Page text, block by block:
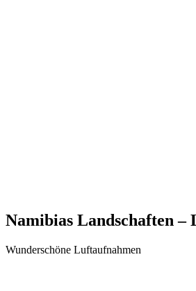
Namibias Landschaften
Wunderschöne Luftaufnahmen